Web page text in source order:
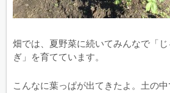
畑では、夏野菜に続いてみんなで「
ぎ」を育てています。
こんなに葉っぱが出てきたよ。土の